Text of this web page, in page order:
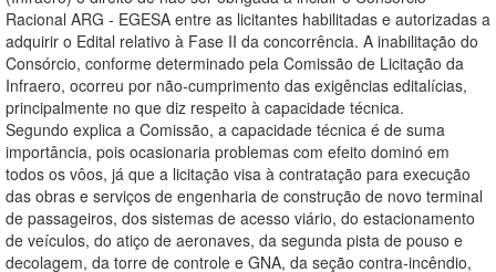
Racional ARG - EGESA entre as licitantes habilitadas e autorizadas a
adquirir o Edital relativo à Fase II da concorrência. A inabilitação do
Consórcio, conforme determinado pela Comissão de Licitação da
Infraero, ocorreu por não-cumprimento das exigências editalícias,
principalmente no que diz respeito à capacidade técnica.
Segundo explica a Comissão, a capacidade técnica é de suma
importância, pois ocasionaria problemas com efeito dominó em
todos os vôos, já que a licitação visa à contratação para execução
das obras e serviços de engenharia de construção de novo terminal
de passageiros, dos sistemas de acesso viário, do estacionamento
de veículos, do atiço de aeronaves, da segunda pista de pouso e
decolagem, da torre de controle e GNA, da seção contra-incêndio,